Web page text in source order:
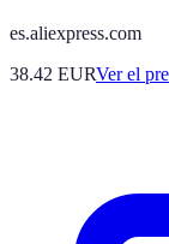
es.aliexpress.com
38.42 EURVer el